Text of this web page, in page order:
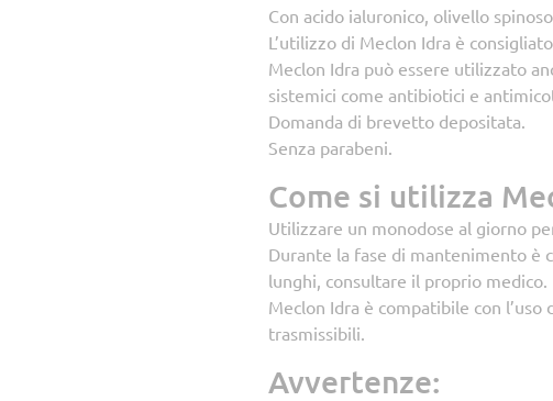
Con acido ialuronico, olivello
L’utilizzo di Meclon Idra è
Meclon Idra può essere utilizzato
sistemici come antibiotici e
Domanda di brevetto depositata.
Senza parabeni.
Come si utilizza
Utilizzare un monodose al giorno
Durante la fase di mantenimento è
lunghi, consultare il proprio medico.
Meclon Idra è compatibile con
trasmissibili.
Avvertenze: